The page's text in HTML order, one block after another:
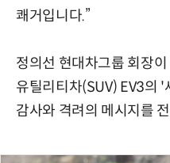
쾌거입니다.”
정의선 현대차그룹 회장
유틸리티차(SUV) EV3의
감사와 격려의 메시지를